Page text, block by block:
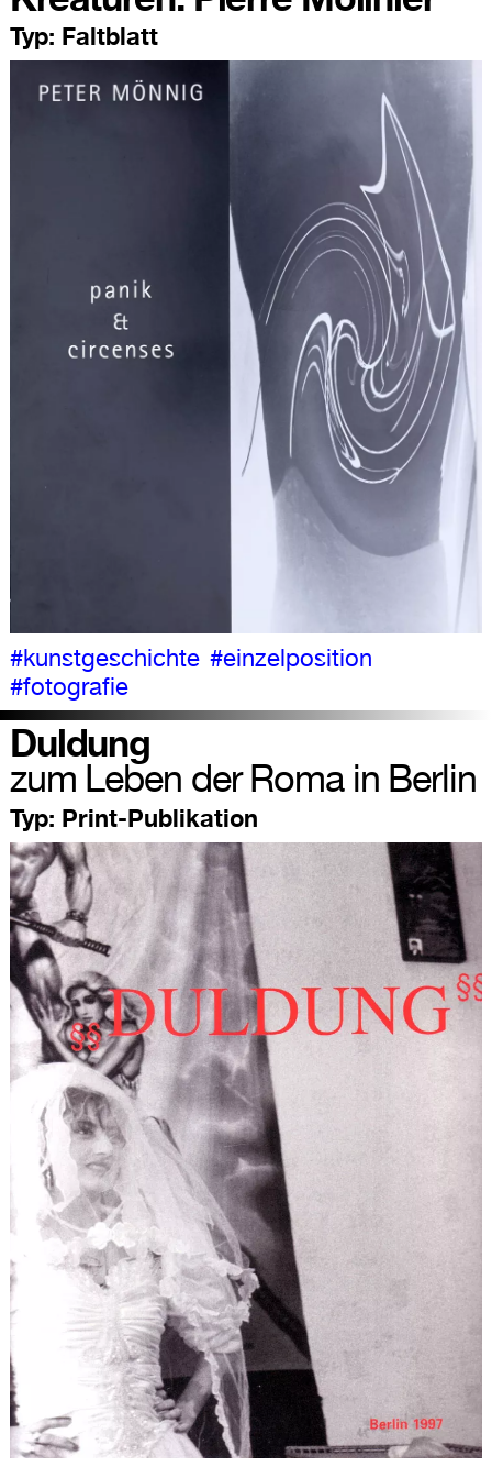
Typ: Faltblatt
#kunstgeschichte #einzelposition
#fotografie
Duldung
zum Leben der Roma in Berlin
Typ: Print-Publikation